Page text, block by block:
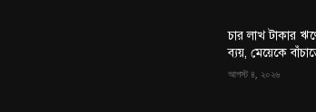
চার লাখ টাকার
ব্যয়, মেয়েকে
আগস্ট ৪, ২০২৬